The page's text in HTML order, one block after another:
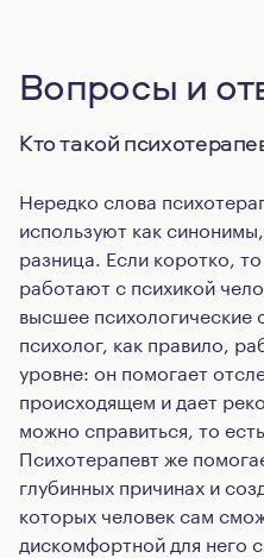
Вопросы и
Кто такой
Нередко слова
используют как
разница. Если коротко,
работают с психикой
высшее психологические
психолог, как правило,
уровне: он помогает
происходящем и дает
можно справиться, то
Психотерапевт же
глубинных причинах и
которых человек сам
дискомфортной для него